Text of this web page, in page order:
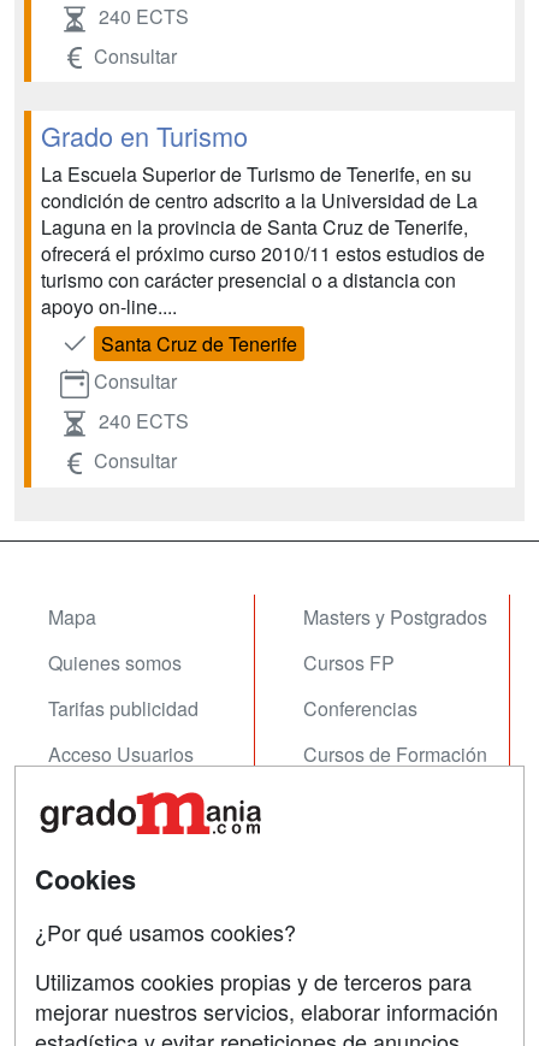
240 ECTS
Consultar
Grado en Turismo
La Escuela Superior de Turismo de Tenerife, en su
condición de centro adscrito a la Universidad de La
Laguna en la provincia de Santa Cruz de Tenerife,
ofrecerá el próximo curso 2010/11 estos estudios de
turismo con carácter presencial o a distancia con
apoyo on-line....
Santa Cruz de Tenerife
Consultar
240 ECTS
Consultar
Mapa
Quienes somos
Tarifas publicidad
Acceso Usuarios
Acceso Centros
Masters y Postgrados
Cursos FP
Conferencias
Cursos de Formación
Contactar
Copyleft
Cookies
¿Por qué usamos cookies?
Utilizamos cookies propias y de terceros para
mejorar nuestros servicios, elaborar información